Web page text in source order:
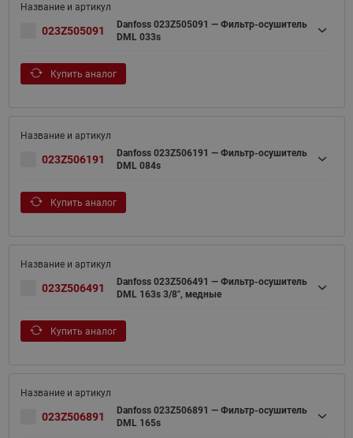
023Z505091
Danfoss 023Z505091 — Фильтр-осушитель
DML 033s
Купить аналог
023Z506191
Danfoss 023Z506191 — Фильтр-осушитель
DML 084s
Купить аналог
023Z506491
Danfoss 023Z506491 — Фильтр-осушитель
DML 163s 3/8", медные
Купить аналог
023Z506891
Danfoss 023Z506891 — Фильтр-осушитель
DML 165s